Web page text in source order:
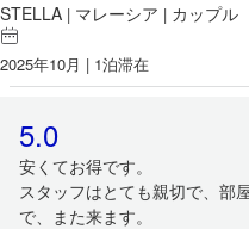
STELLA | マレーシア | カップル
2025年10月 | 1泊滞在
5.0
安くてお得です。
スタッフはとても親切で、部
で、また来ます。